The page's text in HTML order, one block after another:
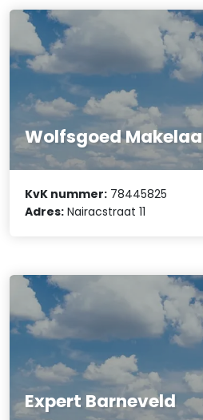
Wolfsgoed
KvK nummer: 78445825
Adres: Nairacstraat 11
Expert Barneveld